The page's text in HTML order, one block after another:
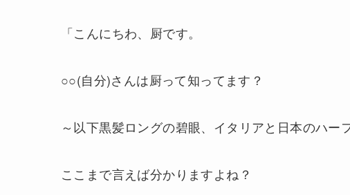
「こんにちわ、厨です。
○○(自分)さんは厨って知ってます？
～以下黒髪ロングの碧眼、イタリアと日本のハー
ここまで言えば分かりますよね？